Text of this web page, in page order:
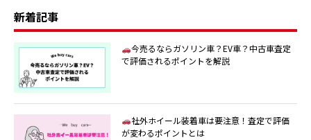
新着記事
今売るならガソリン車？EV車？中古車査定
で評価されるポイントを解説
社外ホイール装着車は要注意！査定で評価
が変わるポイントとは